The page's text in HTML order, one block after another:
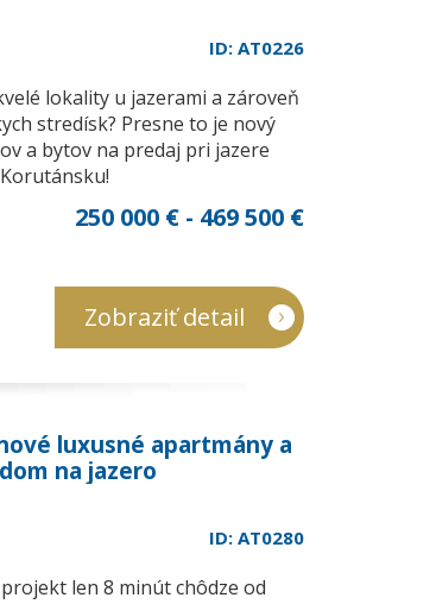
ID: AT0226
lokality u jazerami a zároveň
stredísk? Presne to je nový
a bytov na predaj pri jazere
250 000 € - 469 500 €
Zobraziť detail
luxusné apartmány a
na jazero
ID: AT0280
len 8 minút chôdze od